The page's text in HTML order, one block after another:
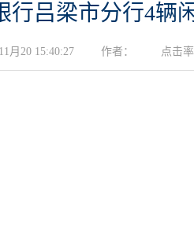
行吕梁市分行4辆
月20 15:40:27 作者： 点击